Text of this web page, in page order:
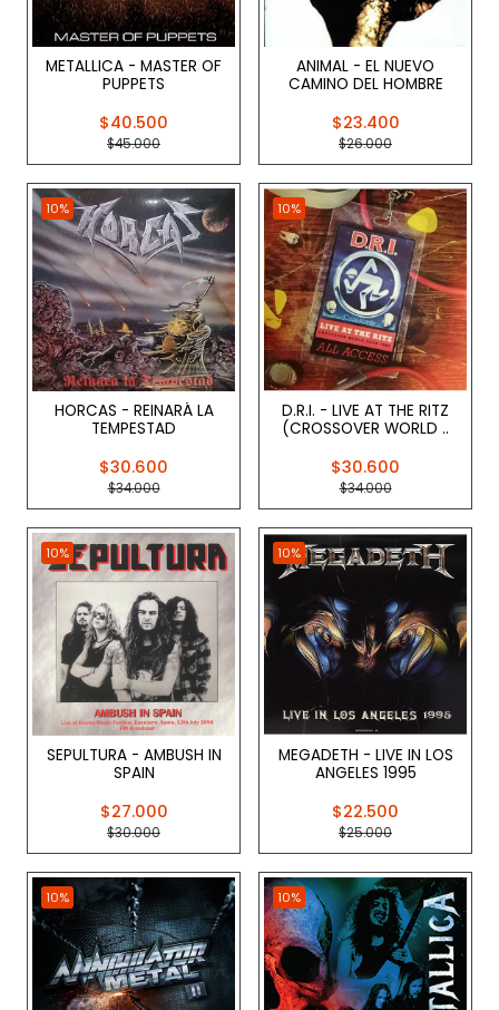
METALLICA - MASTER OF
PUPPETS
$40.500
$45.000
ANIMAL - EL NUEVO
CAMINO DEL HOMBRE
$23.400
$26.000
10%
HORCAS - REINARÁ LA
TEMPESTAD
$30.600
$34.000
10%
D.R.I. - LIVE AT THE RITZ
(CROSSOVER WORLD ..
$30.600
$34.000
10%
SEPULTURA - AMBUSH IN
SPAIN
$27.000
$30.000
10%
MEGADETH - LIVE IN LOS
ANGELES 1995
$22.500
$25.000
10% 10%